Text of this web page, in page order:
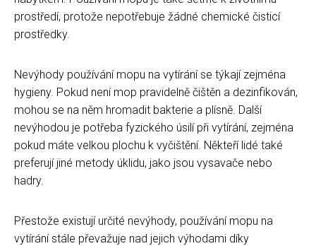
prostředí, protože nepotřebuje žádné chemické čisticí
prostředky.
Nevýhody používání mopu na vytírání se týkají zejména
hygieny. Pokud není mop pravidelně čištěn a dezinfikován,
mohou se na něm hromadit bakterie a plísně. Další
nevýhodou je potřeba fyzického úsilí při vytírání, zejména
pokud máte velkou plochu k vyčištění. Někteří lidé také
preferují jiné metody úklidu, jako jsou vysavače nebo
hadry.
Přestože existují určité nevýhody, používání mopu na
vytírání stále převažuje nad jejich výhodami díky